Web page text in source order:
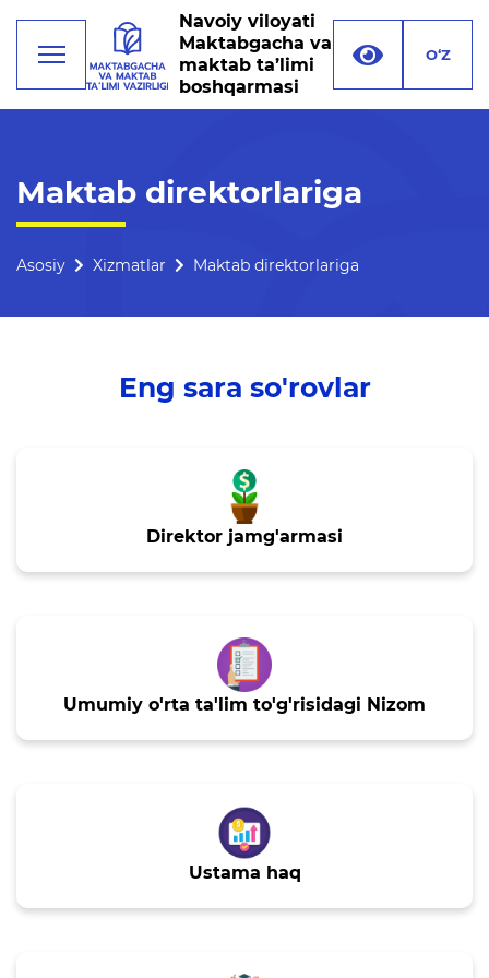
Faoliyat
Boshqarma tuzilmasi
Bogʻlanish
Ochiq majlislar o'tkazish
Ta'lim
Ta'limga doir terminlar
Kelajak markazi
Interaktiv xizmatlar
Elektron kundalik
1-sinfga qabul
Navoiy viloyati
Maktabgacha va
maktab ta’limi
boshqarmasi
O‘Z
Maktab direktorlariga
Asosiy Xizmatlar Maktab direktorlariga
Eng sara so'rovlar
Direktor jamg'armasi
Umumiy o'rta ta'lim to'g'risidagi Nizom
Ustama haq